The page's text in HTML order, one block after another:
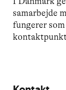
samarbejde
fungerer